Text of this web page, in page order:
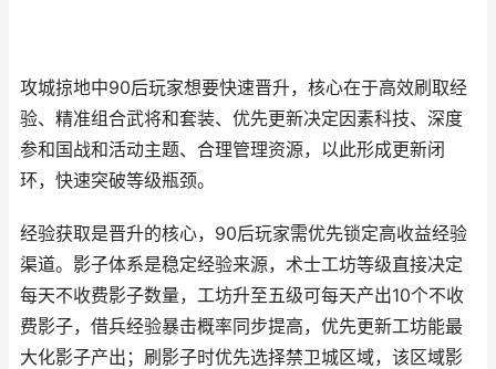
攻城掠地中90后玩家想要快速晋升，核心在于高效刷取经
验、精准组合武将和套装、优先更新决定因素科技、深度
参和国战和活动主题、合理管理资源，以此形成更新闭
环，快速突破等级瓶颈。
经验获取是晋升的核心，90后玩家需优先锁定高收益经验
渠道。影子体系是稳定经验来源，术士工坊等级直接决定
每天不收费影子数量，工坊升至五级可每天产出10个不收
费影子，借兵经验暴击概率同步提高，优先更新工坊能最
大化影子产出；刷影子时优先选择禁卫城区域，该区域影